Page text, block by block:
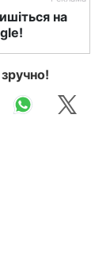
на